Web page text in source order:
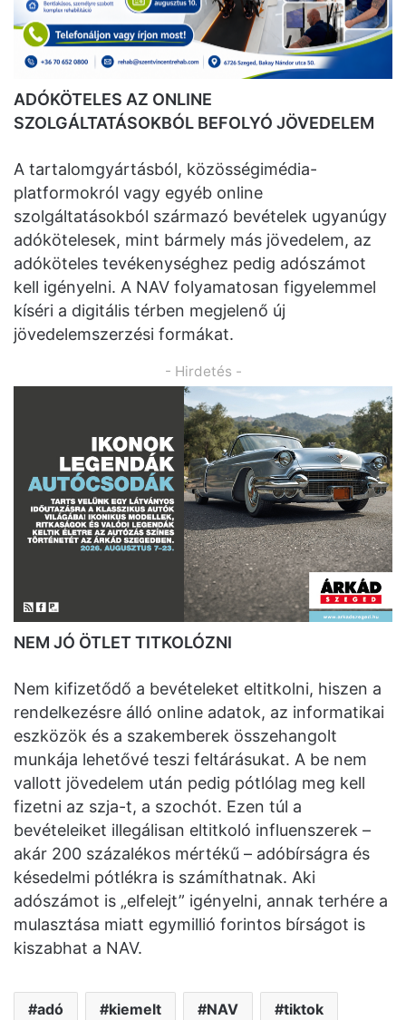
ADÓKÖTELES AZ ONLINE
SZOLGÁLTATÁSOKBÓL BEFOLYÓ JÖVEDELEM
A tartalomgyártásból, közösségimédia-
platformokról vagy egyéb online
szolgáltatásokból származó bevételek ugyanúgy
adókötelesek, mint bármely más jövedelem, az
adóköteles tevékenységhez pedig adószámot
kell igényelni. A NAV folyamatosan figyelemmel
kíséri a digitális térben megjelenő új
jövedelemszerzési formákat.
- Hirdetés -
NEM JÓ ÖTLET TITKOLÓZNI
Nem kifizetődő a bevételeket eltitkolni, hiszen a
rendelkezésre álló online adatok, az informatikai
eszközök és a szakemberek összehangolt
munkája lehetővé teszi feltárásukat. A be nem
vallott jövedelem után pedig pótlólag meg kell
fizetni az szja-t, a szochót. Ezen túl a
bevételeiket illegálisan eltitkoló influenszerek –
akár 200 százalékos mértékű – adóbírságra és
késedelmi pótlékra is számíthatnak. Aki
adószámot is „elfelejt” igényelni, annak terhére a
mulasztása miatt egymillió forintos bírságot is
kiszabhat a NAV.
adó kiemelt NAV tiktok